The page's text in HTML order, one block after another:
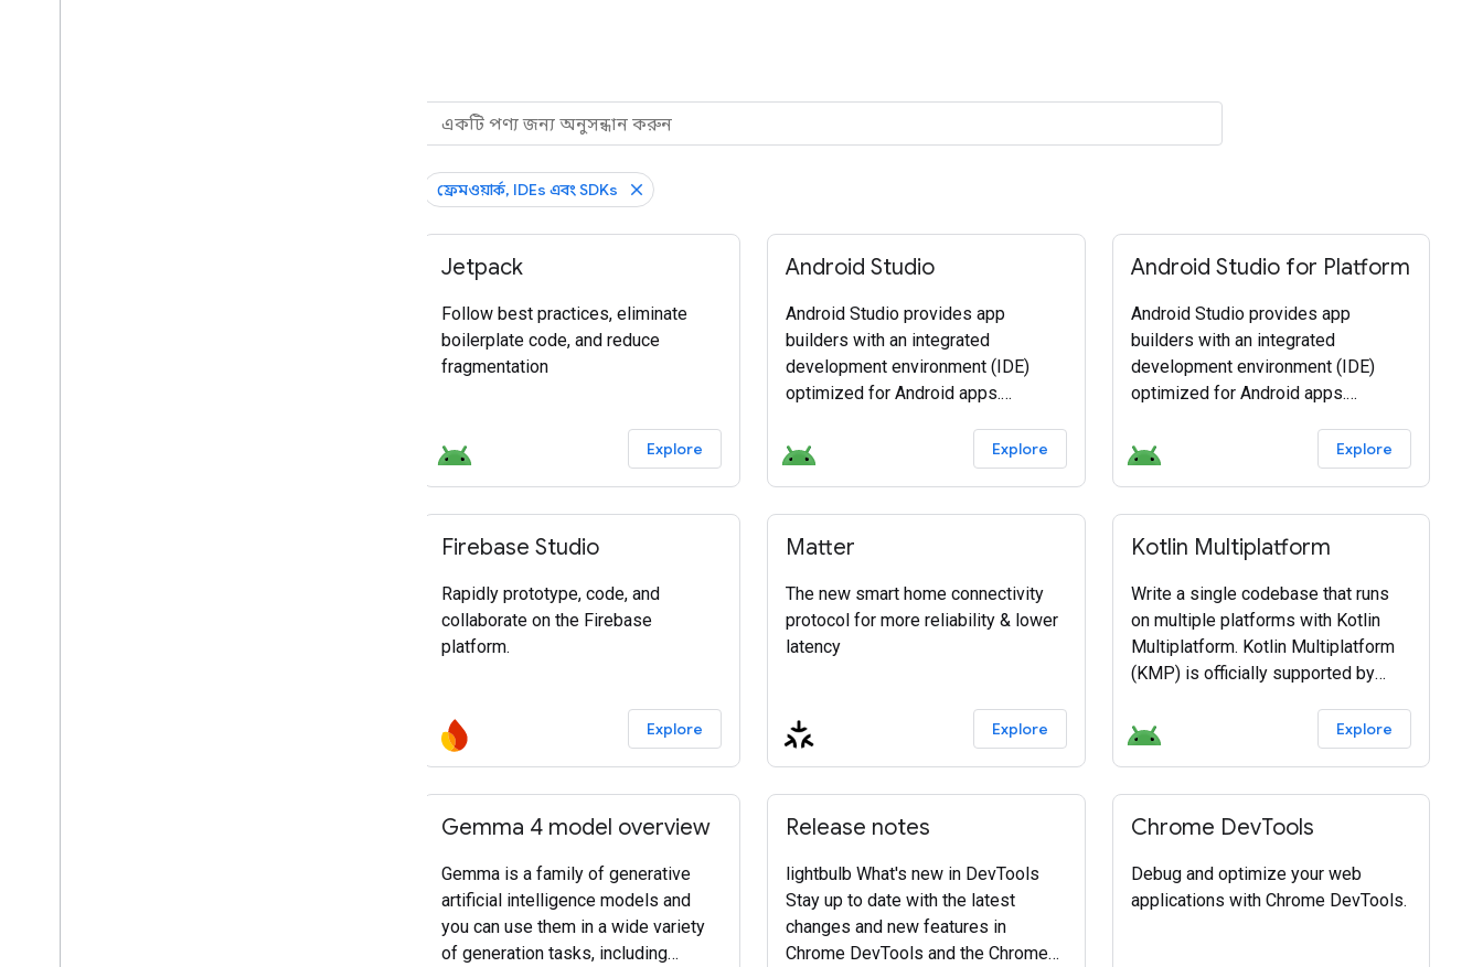
ফ্রেমওয়ার্ক, IDEs এবং SDKs
Jetpack
Follow best practices, eliminate
boilerplate code, and reduce
fragmentation
Explore
Android Studio
Android Studio provides app
builders with an integrated
development environment (IDE)
optimized for Android apps.
Explore
Android Studio for Platform
Android Studio provides app
builders with an integrated
development environment (IDE)
optimized for Android apps.
Explore
Firebase Studio
Rapidly prototype, code, and
collaborate on the Firebase
platform.
Explore
Matter
The new smart home connectivity
protocol for more reliability & lower
latency
Explore
Kotlin Multiplatform
Write a single codebase that runs
on multiple platforms with Kotlin
Multiplatform. Kotlin Multiplatform
(KMP) is officially supported by
between Android and iOS. Kotlin
Multiplatform is stable and
Explore
Gemma 4 model overview
Gemma is a family of generative
artificial intelligence models and
you can use them in a wide variety
of generation tasks, including
Release notes
lightbulb What's new in DevTools
Stay up to date with the latest
changes and new features in
Chrome DevTools and the Chrome
Chrome DevTools
Debug and optimize your web
applications with Chrome DevTools.